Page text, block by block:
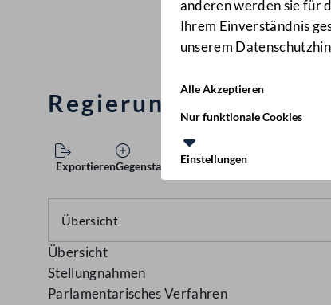
anderen werden sie für
Ihrem Einverständnis
unserem
Alle Akzeptieren
Nur funktionale Cookies
Einstellungen
Regierungsvorlage:
ExportierenGegenstand speichern
Übersicht
Stellungnahmen
Parlamentarisches Verfahren